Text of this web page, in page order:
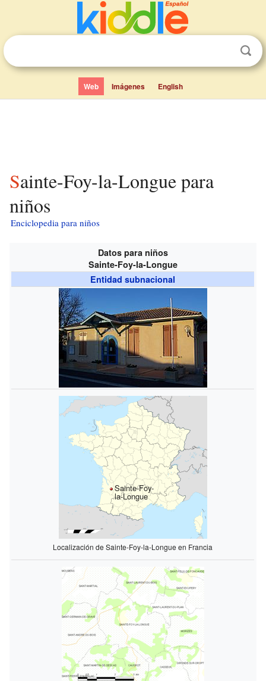
Web Imágenes English
Sainte-Foy-la-Longue para
niños
Enciclopedia para niños
Datos para niños
Sainte-Foy-la-Longue
Entidad subnacional
Sainte-Foy-
la-Longue
Localización de Sainte-Foy-la-Longue en Francia